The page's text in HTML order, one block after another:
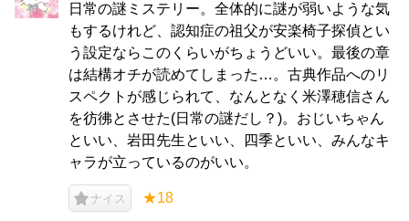
日常の謎ミステリー。全体的に謎が弱いような気
もするけれど、認知症の祖父が安楽椅子探偵とい
う設定ならこのくらいがちょうどいい。最後の章
は結構オチが読めてしまった…。古典作品へのリ
スペクトが感じられて、なんとなく米澤穂信さん
を彷彿とさせた(日常の謎だし？)。おじいちゃん
といい、岩田先生といい、四季といい、みんなキ
ャラが立っているのがいい。
ナイス ★18